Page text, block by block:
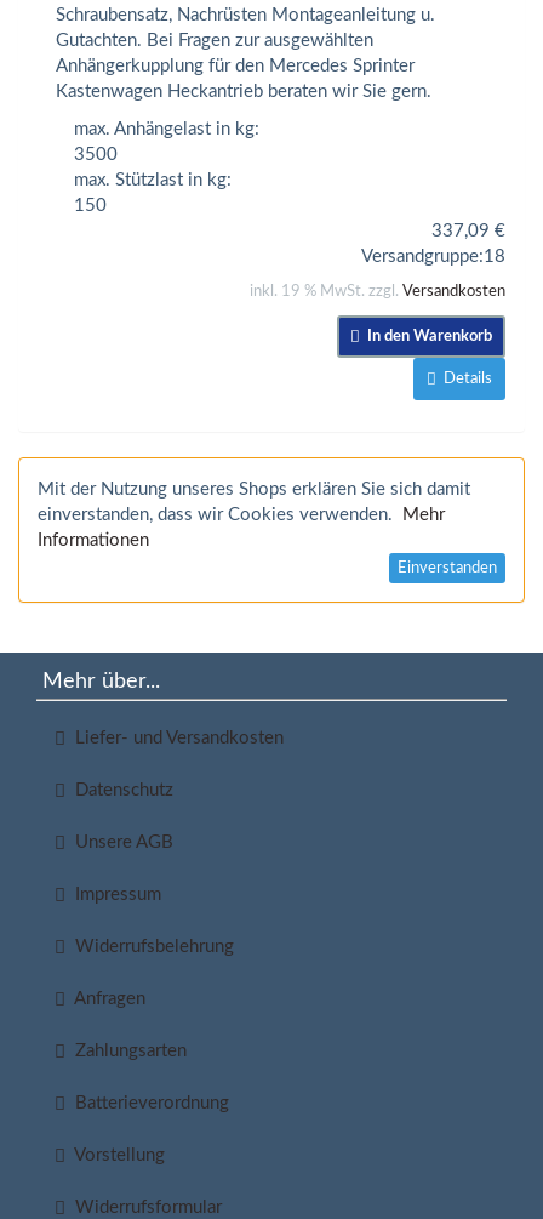
Schraubensatz, Nachrüsten Montageanleitung u.
Gutachten. Bei Fragen zur ausgewählten
Anhängerkupplung für den Mercedes Sprinter
Kastenwagen Heckantrieb beraten wir Sie gern.
max. Anhängelast in kg:
3500
max. Stützlast in kg:
150
337,09 €
Versandgruppe:18
inkl. 19 % MwSt. zzgl. Versandkosten
In den Warenkorb
Details
Mit der Nutzung unseres Shops erklären Sie sich damit
einverstanden, dass wir Cookies verwenden.
Mehr
Informationen
Einverstanden
Mehr über...
Liefer- und Versandkosten
Datenschutz
Unsere AGB
Impressum
Widerrufsbelehrung
Anfragen
Zahlungsarten
Batterieverordnung
Vorstellung
Widerrufsformular